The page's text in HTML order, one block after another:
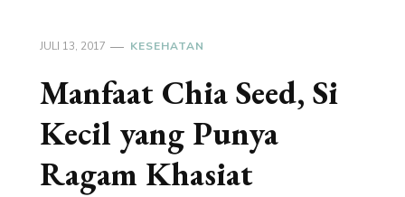
JULI 13, 2017 KESEHATAN
Manfaat Chia Seed, Si
Kecil yang Punya
Ragam Khasiat